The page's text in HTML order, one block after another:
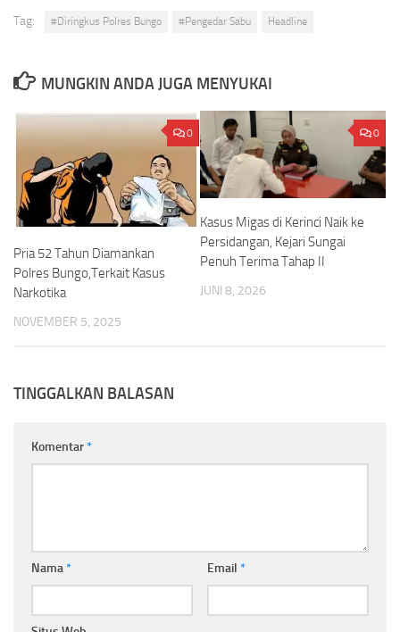
Tag: #Diringkus Polres Bungo #Pengedar Sabu Headline
MUNGKIN ANDA JUGA MENYUKAI
0
Pria 52 Tahun Diamankan
Polres Bungo,Terkait Kasus
Narkotika
NOVEMBER 5, 2025
0
Kasus Migas di Kerinci Naik ke
Persidangan, Kejari Sungai
Penuh Terima Tahap II
JUNI 8, 2026
TINGGALKAN BALASAN
Komentar*
Nama* Email *